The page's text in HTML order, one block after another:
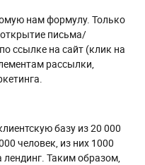
нам формулу. Только
письма/
ссылке на сайт (клик на
рассылки,
базу из 20 000
человек, из них 1000
лендинг. Таким образом,